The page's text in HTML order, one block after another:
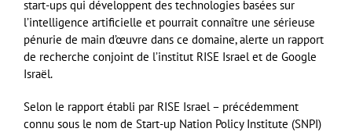
start-ups qui développent des technologies basées sur
l’intelligence artificielle et pourrait connaître une sérieuse
pénurie de main d’œuvre dans ce domaine, alerte un rapport
de recherche conjoint de l’institut RISE Israel et de Google
Israël.
Selon le rapport établi par RISE Israel – précédemment
connu sous le nom de Start-up Nation Policy Institute (SNPI)